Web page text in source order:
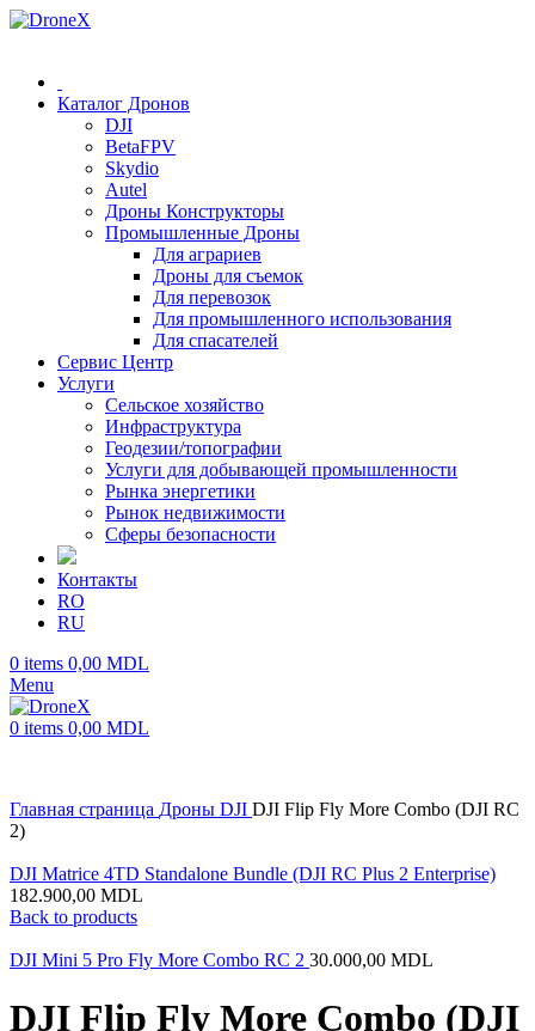
Каталог Дронов
DJI
BetaFPV
Skydio
Autel
Дроны Конструкторы
Промышленные Дроны
Для аграриев
Дроны для съемок
Для перевозок
Для промышленного использования
Для спасателей
Сервис Центр
Услуги
Сельское хозяйство
Инфраструктура
Геодезии/топографии
Услуги для добывающей промышленности
Рынка энергетики
Рынок недвижимости
Сферы безопасности
Контакты
RO
RU
0 items 0,00 MDL
Menu
0 items 0,00 MDL
Главная страница Дроны DJI DJI Flip Fly More Combo (DJI RC
2)
DJI Matrice 4TD Standalone Bundle (DJI RC Plus 2 Enterprise)
182.900,00 MDL
Back to products
DJI Mini 5 Pro Fly More Combo RC 2 30.000,00 MDL
DJI Flip Fly More Combo (DJI